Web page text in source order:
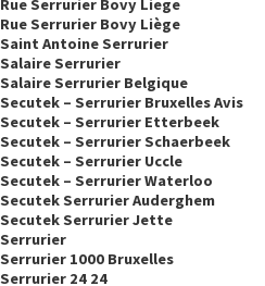
Rue Serrurier Bovy Liege
Rue Serrurier Bovy Liège
Saint Antoine Serrurier
Salaire Serrurier
Salaire Serrurier Belgique
Secutek – Serrurier Bruxelles Avis
Secutek – Serrurier Etterbeek
Secutek – Serrurier Schaerbeek
Secutek – Serrurier Uccle
Secutek – Serrurier Waterloo
Secutek Serrurier Auderghem
Secutek Serrurier Jette
Serrurier
Serrurier 1000 Bruxelles
Serrurier 24 24